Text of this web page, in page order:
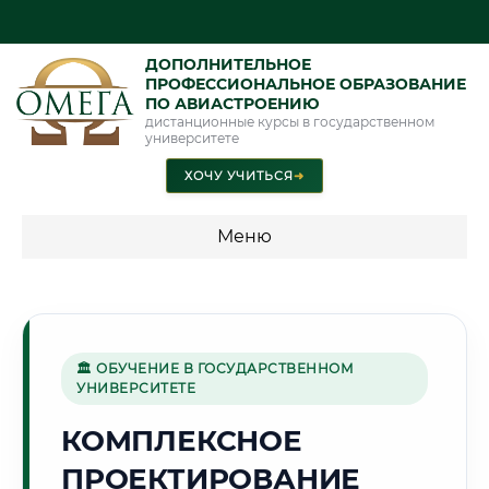
ДОПОЛНИТЕЛЬНОЕ
ПРОФЕССИОНАЛЬНОЕ ОБРАЗОВАНИЕ
ПО АВИАСТРОЕНИЮ
дистанционные курсы в государственном
университете
ХОЧУ УЧИТЬСЯ➜
Меню
🏙️
Г. НОВОСИБИРСК
🏛 ОБУЧЕНИЕ В ГОСУДАРСТВЕННОМ
УНИВЕРСИТЕТЕ
КОМПЛЕКСНОЕ
ПРОЕКТИРОВАНИЕ